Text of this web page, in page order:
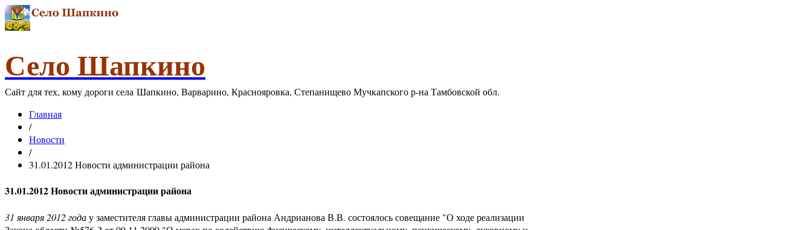
Село Шапкино
Сайт для тех, кому дороги села Шапкино, Варварино, Краснояровка, Степанищево Мучкапского р-на Тамбовской обл.
Главная
/
Новости
/
31.01.2012 Новости администрации района
31.01.2012 Новости администрации района
31 января 2012 годау заместителя главы администрации района Андрианова В.В. состоялось совещание "О ходе реализации